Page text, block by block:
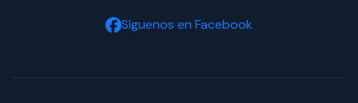
Síguenos en Facebook